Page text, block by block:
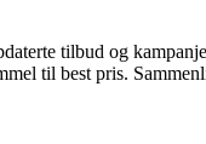
tilbud og
til best pris.